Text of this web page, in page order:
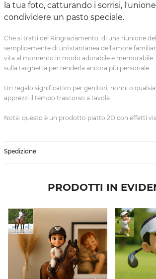
la tua foto, catturando i sorrisi,
condividere un pasto speciale.
Che si tratti del Ringraziamento, di una riunione
semplicemente di un'istantanea dell'amore
vita al momento in modo adorabile e
sulla targhetta per renderla ancora più personale.
Un regalo significativo per genitori, nonni o
apprezzi il tempo trascorso a tavola.
Nota: questo è un prodotto piatto 2D con effetti
Spedizione
PRODOTTI IN